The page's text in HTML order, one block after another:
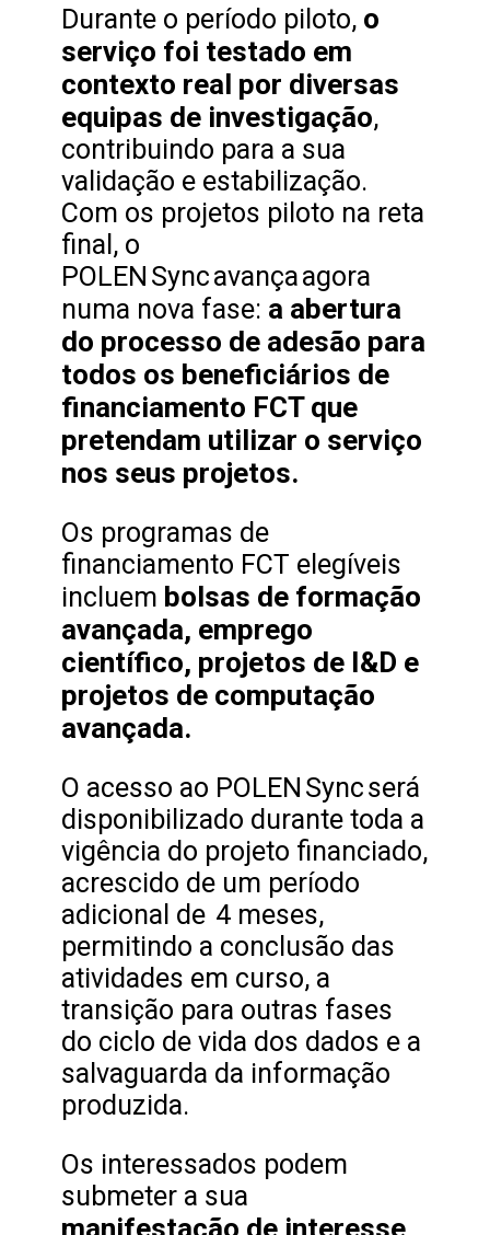
Durante o período piloto, o
serviço foi testado em
contexto real por diversas
equipas de investigação,
contribuindo para a sua
validação e estabilização.
Com os projetos piloto na reta
final, o
POLEN Sync avança agora
numa nova fase: a abertura
do processo de adesão para
todos os beneficiários de
financiamento FCT que
pretendam utilizar o serviço
nos seus projetos.
Os programas de
financiamento FCT elegíveis
incluem bolsas de formação
avançada, emprego
científico, projetos de I&D e
projetos de computação
avançada.
O acesso ao POLEN Sync será
disponibilizado durante toda a
vigência do projeto financiado,
acrescido de um período
adicional de 4 meses,
permitindo a conclusão das
atividades em curso, a
transição para outras fases
do ciclo de vida dos dados e a
salvaguarda da informação
produzida.
Os interessados podem
submeter a sua